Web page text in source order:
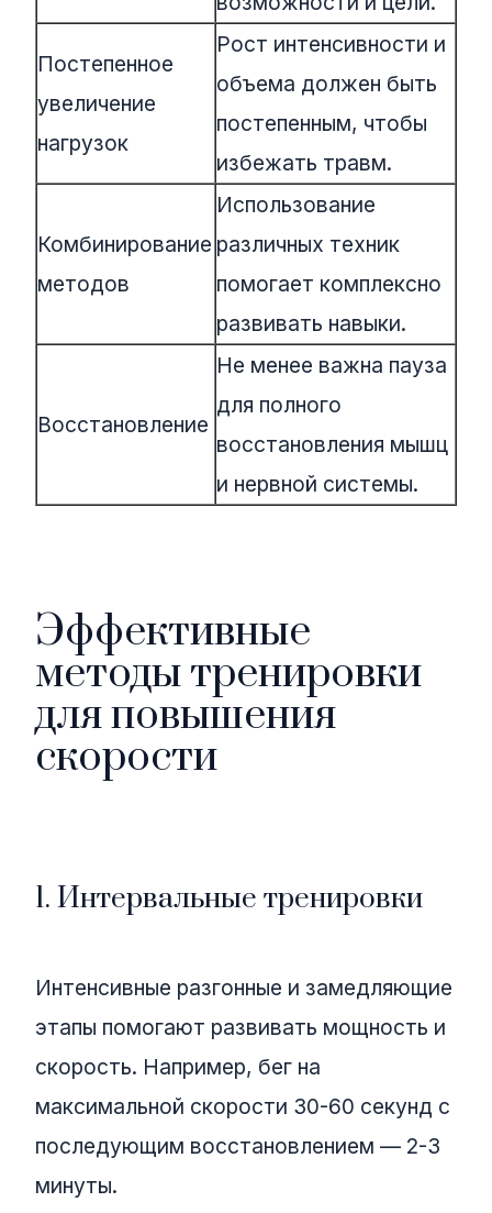
Постепенное
увеличение
нагрузок
Рост интенсивности и
объема должен быть
постепенным, чтобы
избежать травм.
Комбинирование
методов
Использование
различных техник
помогает комплексно
развивать навыки.
Восстановление
Не менее важна пауза
для полного
восстановления мышц
и нервной системы.
Эффективные
методы тренировки
для повышения
скорости
1. Интервальные тренировки
Интенсивные разгонные и замедляющие
этапы помогают развивать мощность и
скорость. Например, бег на
максимальной скорости 30-60 секунд с
последующим восстановлением — 2-3
минуты.